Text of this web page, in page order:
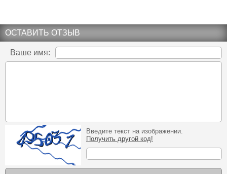
ОСТАВИТЬ ОТЗЫВ
Ваше имя:
Введите текст на изображении.
Получить другой код!